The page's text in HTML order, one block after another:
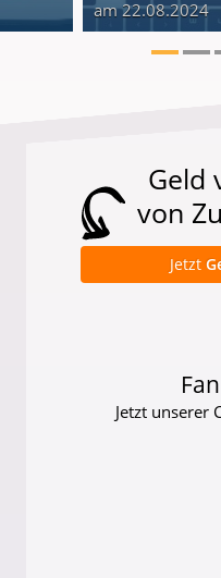
am 22.08.2024
Geld
von
Jetzt
Jetzt unserer